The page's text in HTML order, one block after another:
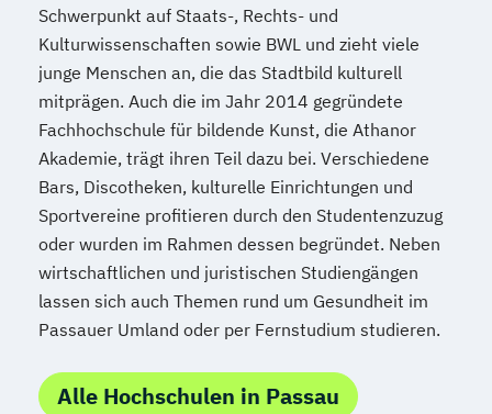
Schwerpunkt auf Staats-, Rechts- und
Kulturwissenschaften sowie BWL und zieht viele
junge Menschen an, die das Stadtbild kulturell
mitprägen. Auch die im Jahr 2014 gegründete
Fachhochschule für bildende Kunst, die Athanor
Akademie, trägt ihren Teil dazu bei. Verschiedene
Bars, Discotheken, kulturelle Einrichtungen und
Sportvereine profitieren durch den Studentenzuzug
oder wurden im Rahmen dessen begründet. Neben
wirtschaftlichen und juristischen Studiengängen
lassen sich auch Themen rund um Gesundheit im
Passauer Umland oder per Fernstudium studieren.
Alle Hochschulen in Passau